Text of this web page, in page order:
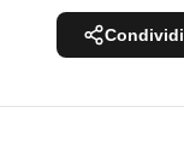
Condividi